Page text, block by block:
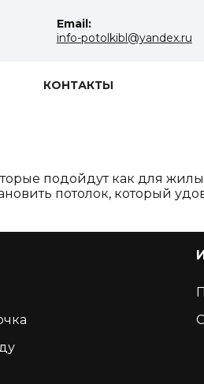
Email:
info-potolkibl@yandex.ru
КОНТАКТЫ
подойдут как для
потолок, который